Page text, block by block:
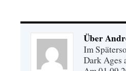
Über
Im
Dark Ages